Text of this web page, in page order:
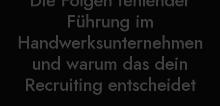
Führung im
Handwerksunternehmen
und warum das dein
Recruiting entscheidet